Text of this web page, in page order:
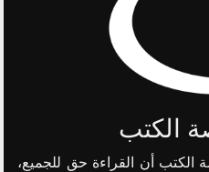
الكتب
الكتب أن القراءة حق للجميع،